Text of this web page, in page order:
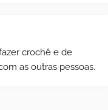
crochê e de
as outras pessoas.